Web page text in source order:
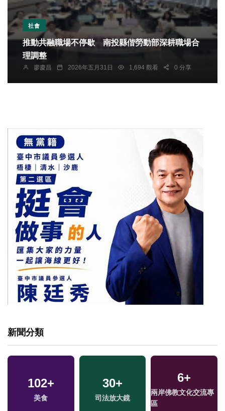
社會
推動共融職場不停歇 南投縣偕勞動部深耕職場合
理調整
廖慶昌 2026年五月31日 1,694 觀看 0 分享
新聞分類
102+
美食
30+
司法放大鏡
6+
兩岸佛教文化交流專
區